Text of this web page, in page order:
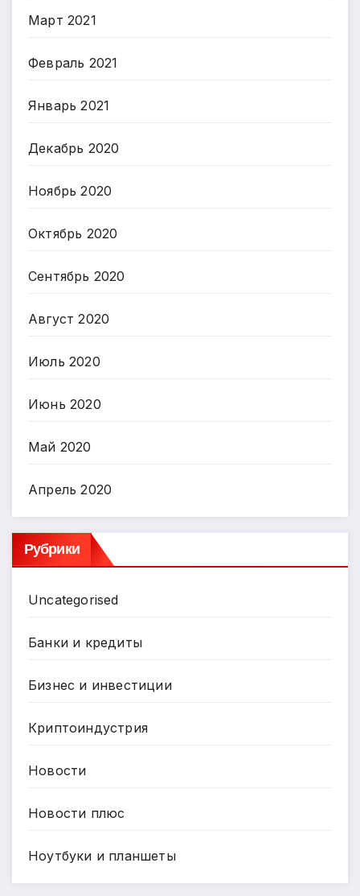
Март 2021
Февраль 2021
Январь 2021
Декабрь 2020
Ноябрь 2020
Октябрь 2020
Сентябрь 2020
Август 2020
Июль 2020
Июнь 2020
Май 2020
Апрель 2020
Рубрики
Uncategorised
Банки и кредиты
Бизнес и инвестиции
Криптоиндустрия
Новости
Новости плюс
Ноутбуки и планшеты